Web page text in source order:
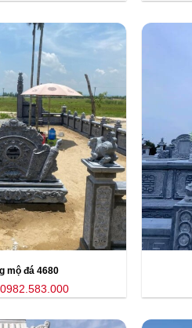
mộ đá 4680